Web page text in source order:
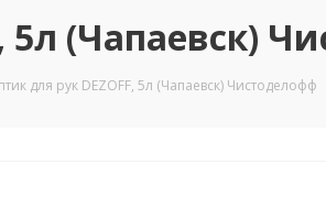
5л (Чапаевск)
для рук DEZOFF, 5л (Чапаевск) Чистоделофф